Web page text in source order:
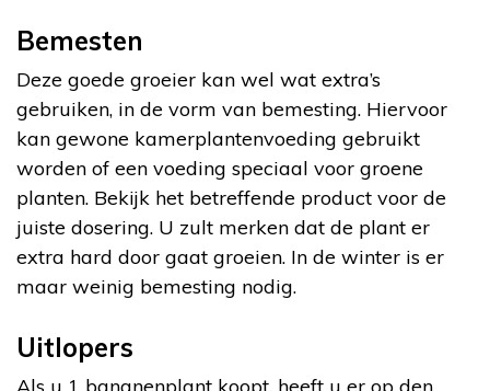
Bemesten
Deze goede groeier kan wel wat extra’s
gebruiken, in de vorm van bemesting. Hiervoor
kan gewone kamerplantenvoeding gebruikt
worden of een voeding speciaal voor groene
planten. Bekijk het betreffende product voor de
juiste dosering. U zult merken dat de plant er
extra hard door gaat groeien. In de winter is er
maar weinig bemesting nodig.
Uitlopers
Als u 1 bananenplant koopt, heeft u er op den